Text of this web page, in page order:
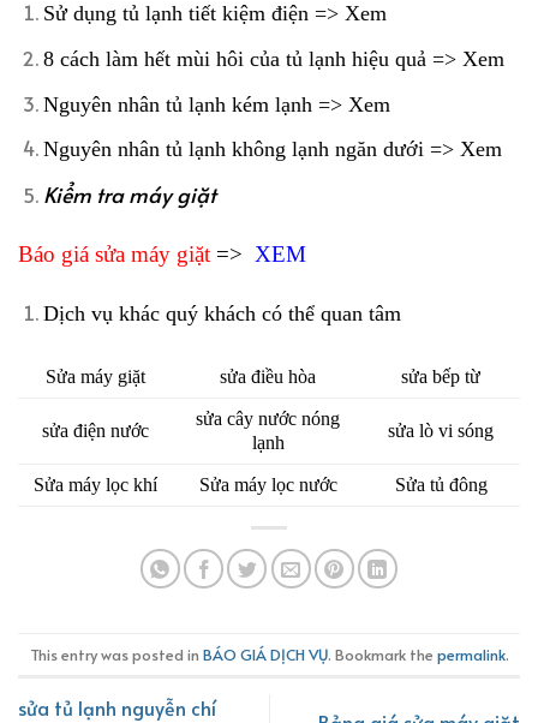
Sử dụng tủ lạnh tiết kiệm điện => Xem
8 cách làm hết mùi hôi của tủ lạnh hiệu quả => Xem
Nguyên nhân tủ lạnh kém lạnh => Xem
Nguyên nhân tủ lạnh không lạnh ngăn dưới => Xem
Kiểm tra máy giặt
Báo giá sửa máy giặt => XEM
Dịch vụ khác quý khách có thể quan tâm
Sửa máy giặt sửa điều hòa sửa bếp từ
sửa điện nước
sửa cây nước nóng
lạnh
sửa lò vi sóng
Sửa máy lọc khí Sửa máy lọc nước Sửa tủ đông
This entry was posted in BÁO GIÁ DỊCH VỤ. Bookmark the permalink.
sửa tủ lạnh nguyễn chí